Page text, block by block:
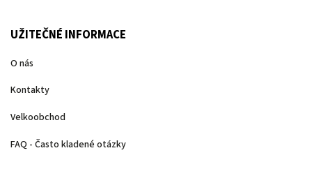
UŽITEČNÉ INFORMACE
O nás
Kontakty
Velkoobchod
FAQ - Často kladené otázky